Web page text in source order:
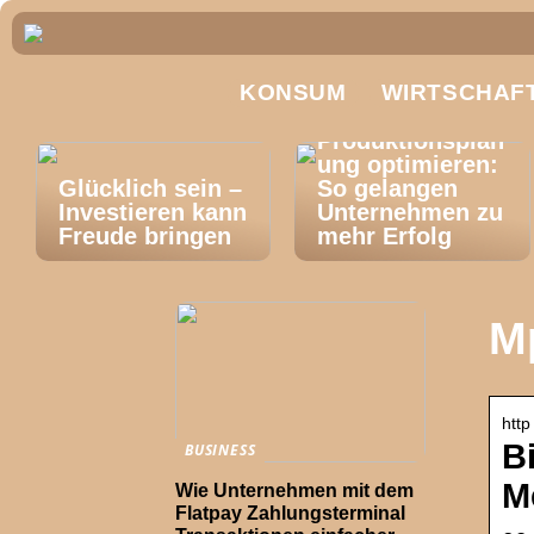
KONSUM
Glücklich sein –
Investieren kann
Freude bringen
Produktionsplan
ung optimieren:
So gelangen
Unternehmen zu
mehr Erfolg
BUSINESS
Wie Unternehmen mit dem
Flatpay Zahlungsterminal